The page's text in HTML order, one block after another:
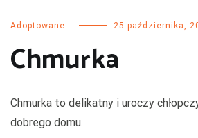
Adoptowane 25 października,
Chmurka
Chmurka to delikatny i uroczy
dobrego domu.